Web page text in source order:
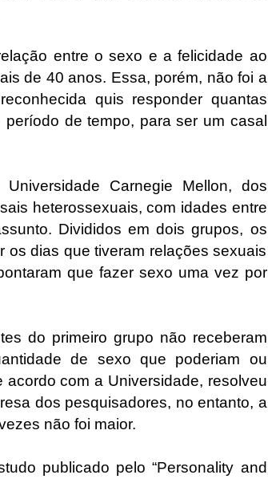
entre o sexo e a felicidade ao
de 40 anos. Essa, porém, não foi a
quis responder quantas
de tempo, para ser um casal
Carnegie Mellon, dos
heterossexuais, com idades entre
Divididos em dois grupos, os
os dias que tiveram relações sexuais
que fazer sexo uma vez por
do primeiro grupo não receberam
de sexo que poderiam ou
com a Universidade, resolveu
dos pesquisadores, no entanto, a
não foi maior.
publicado pelo “Personality and